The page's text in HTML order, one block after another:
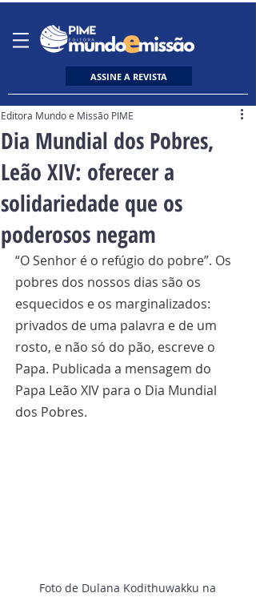
ASSINE A REVISTA
Dia Mundial dos Pobres,
Leão XIV: oferecer a
solidariedade que os
poderosos negam
Editora Mundo e Missão PIME
“O Senhor é o refúgio do pobre”. Os
pobres dos nossos dias são os
esquecidos e os marginalizados:
privados de uma palavra e de um
rosto, e não só do pão, escreve o
Papa. Publicada a mensagem do
Papa Leão XIV para o Dia Mundial
dos Pobres.
Foto de Dulana Kodithuwakku na